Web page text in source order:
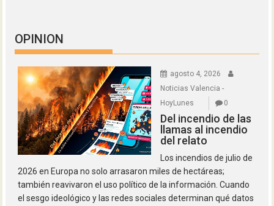
OPINION
agosto 4, 2026
Noticias Valencia -
HoyLunes
0
Del incendio de las
llamas al incendio
del relato
Los incendios de julio de
2026 en Europa no solo arrasaron miles de hectáreas;
también reavivaron el uso político de la información. Cuando
el sesgo ideológico y las redes sociales determinan qué datos